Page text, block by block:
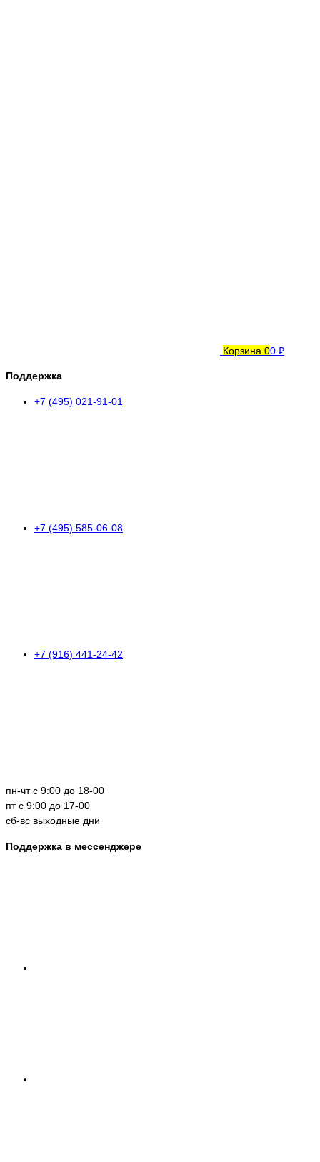
Корзина 00 ₽
Поддержка
+7 (495) 021-91-01
+7 (495) 585-06-08
+7 (916) 441-24-42
пн-чт с 9:00 до 18-00
пт с 9:00 до 17-00
сб-вс выходные дни
Поддержка в мессенджере